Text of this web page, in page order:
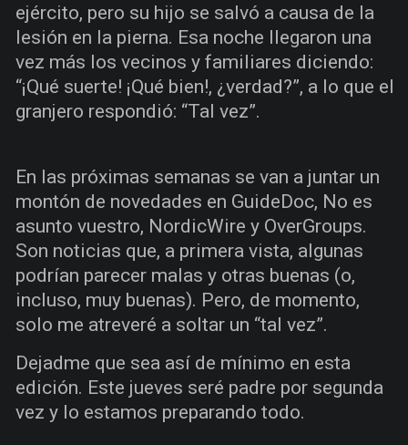
ejército, pero su hijo se salvó a causa de la
lesión en la pierna. Esa noche llegaron una
vez más los vecinos y familiares diciendo:
“¡Qué suerte! ¡Qué bien!, ¿verdad?”, a lo que el
granjero respondió: “Tal vez”.
En las próximas semanas se van a juntar un
montón de novedades en GuideDoc, No es
asunto vuestro, NordicWire y OverGroups.
Son noticias que, a primera vista, algunas
podrían parecer malas y otras buenas (o,
incluso, muy buenas). Pero, de momento,
solo me atreveré a soltar un “tal vez”.
Dejadme que sea así de mínimo en esta
edición. Este jueves seré padre por segunda
vez y lo estamos preparando todo.